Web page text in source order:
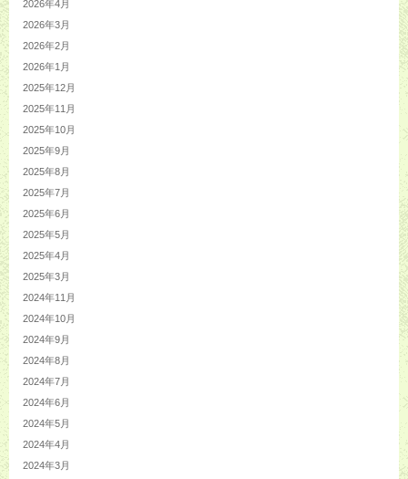
2026年4月
2026年3月
2026年2月
2026年1月
2025年12月
2025年11月
2025年10月
2025年9月
2025年8月
2025年7月
2025年6月
2025年5月
2025年4月
2025年3月
2024年11月
2024年10月
2024年9月
2024年8月
2024年7月
2024年6月
2024年5月
2024年4月
2024年3月